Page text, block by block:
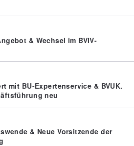
& Wechsel im BVIV-
mit BU-Expertenservice & BVUK.
neu
& Neue Vorsitzende der